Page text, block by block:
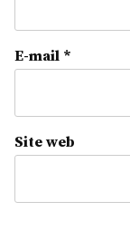
E-mail *
Site web